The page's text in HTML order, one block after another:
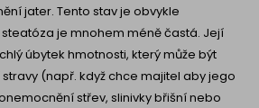
jater. Tento stav je obvykle
je mnohem méně častá. Její
úbytek hmotnosti, který může být
(např. když chce majitel aby jego
střev, slinivky břišní nebo